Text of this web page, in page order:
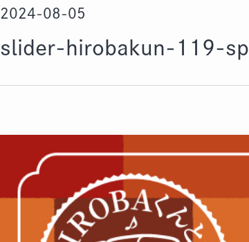
2024-08-05
slider-hirobakun-119-sp